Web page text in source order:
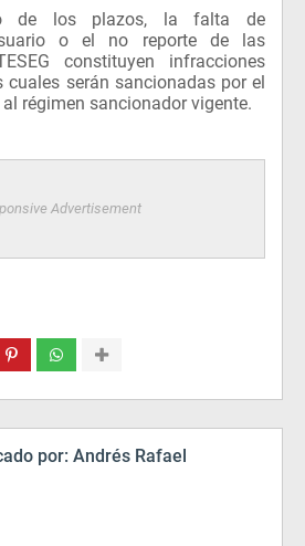
de los plazos, la falta de
o el no reporte de las
constituyen infracciones
cuales serán sancionadas por el
régimen sancionador vigente.
Advertisement
por: Andrés Rafael